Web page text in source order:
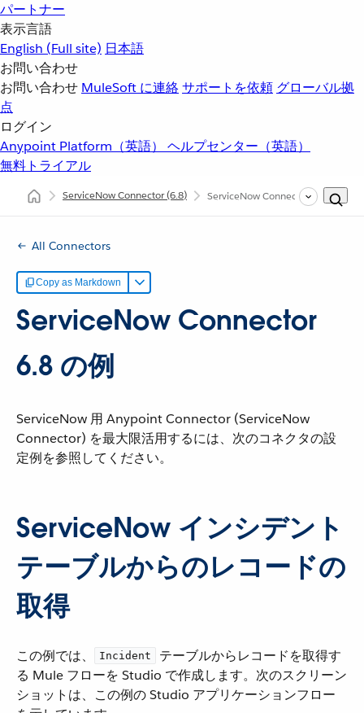
パートナー
表示言語
English (Full site) 日本語
お問い合わせ
お問い合わせ MuleSoft に連絡サポートを依頼 グローバル拠
点
ログイン
Anypoint Platform（英語） ヘルプセンター（英語）
無料トライアル
ServiceNow Connector(6.8) ServiceNow Connector の例
All Connectors
Copy as Markdown
ServiceNow Connector
6.8 の例
ServiceNow 用 Anypoint Connector (ServiceNow
Connector) を最大限活用するには、次のコネクタの設
定例を参照してください。
ServiceNow インシデント
テーブルからのレコードの
取得
この例では、​ Incident
​ テーブルからレコードを取得す
る Mule フローを Studio で作成します。次のスクリーン
ショットは、この例の Studio アプリケーションフロー